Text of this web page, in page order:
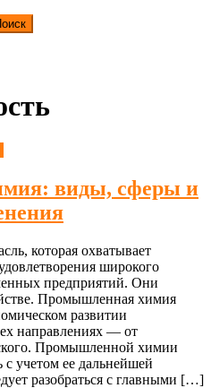
виды, сферы и
которая охватывает
широкого
предприятий. Они
Промышленная химия
развитии
направлениях — от
Промышленной химии
учетом ее дальнейшей
разобраться с главными […]